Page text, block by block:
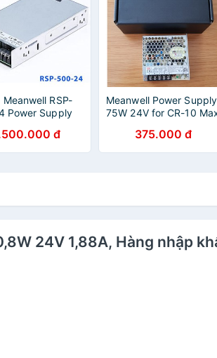
RSP-
Power Supply
đ
Meanwell Power Supply
75W 24V for CR-10
375.000 đ
24V 1,88A, Hàng nhập